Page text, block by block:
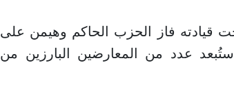
كاغامي يحكم فعلياً منذ عام 2000، وتحت قيادته فاز الحزب الحاكم وهيمن على
عدد من المعارضين البارزين من